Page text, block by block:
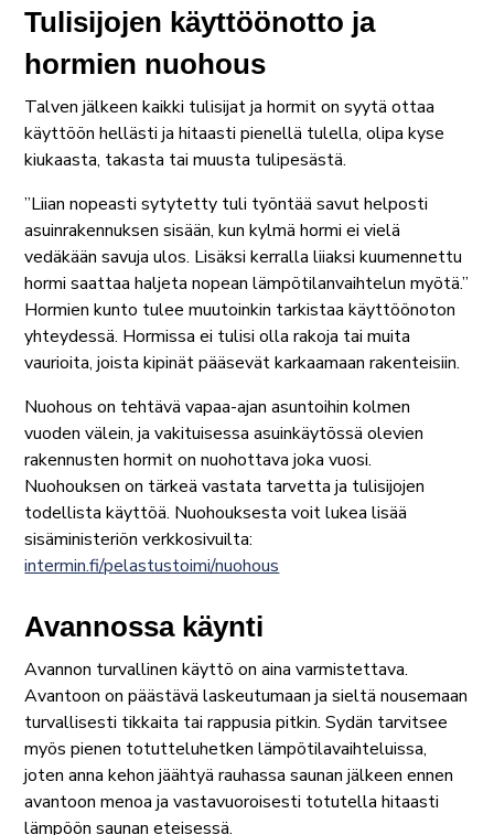
Tulisijojen käyttöönotto ja
hormien nuohous
Talven jälkeen kaikki tulisijat ja hormit on syytä ottaa
käyttöön hellästi ja hitaasti pienellä tulella, olipa kyse
kiukaasta, takasta tai muusta tulipesästä.
”Liian nopeasti sytytetty tuli työntää savut helposti
asuinrakennuksen sisään, kun kylmä hormi ei vielä
vedäkään savuja ulos. Lisäksi kerralla liiaksi kuumennettu
hormi saattaa haljeta nopean lämpötilanvaihtelun myötä.”
Hormien kunto tulee muutoinkin tarkistaa käyttöönoton
yhteydessä. Hormissa ei tulisi olla rakoja tai muita
vaurioita, joista kipinät pääsevät karkaamaan rakenteisiin.
Nuohous on tehtävä vapaa-ajan asuntoihin kolmen
vuoden välein, ja vakituisessa asuinkäytössä olevien
rakennusten hormit on nuohottava joka vuosi.
Nuohouksen on tärkeä vastata tarvetta ja tulisijojen
todellista käyttöä. Nuohouksesta voit lukea lisää
sisäministeriön verkkosivuilta:
intermin.fi/pelastustoimi/nuohous
Avannossa käynti
Avannon turvallinen käyttö on aina varmistettava.
Avantoon on päästävä laskeutumaan ja sieltä nousemaan
turvallisesti tikkaita tai rappusia pitkin. Sydän tarvitsee
myös pienen totutteluhetken lämpötilavaihteluissa,
joten anna kehon jäähtyä rauhassa saunan jälkeen ennen
avantoon menoa ja vastavuoroisesti totutella hitaasti
lämpöön saunan eteisessä.